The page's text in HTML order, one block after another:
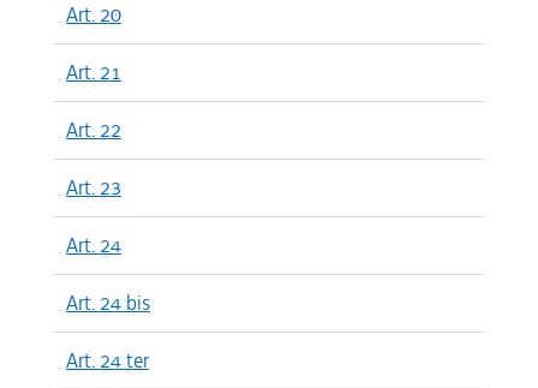
Art. 20
Art. 21
Art. 22
Art. 23
Art. 24
Art. 24 bis
Art. 24 ter